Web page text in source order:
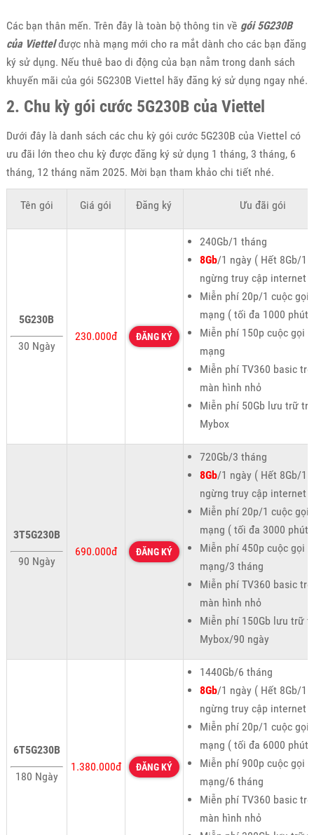
Các bạn thân mến. Trên đây là toàn bộ thông tin về gói 5G230B
của Viettelđược nhà mạng mới cho ra mắt dành cho các bạn đăng
ký sử dụng. Nếu thuê bao di động của bạn nằm trong danh sách
khuyến mãi của gói 5G230B Viettel hãy đăng ký sử dụng ngay nhé.
2. Chu kỳ gói cước 5G230B của Viettel
Dưới đây là danh sách các chu kỳ gói cước 5G230B của Viettel có
ưu đãi lớn theo chu kỳ được đăng ký sử dụng 1 tháng, 3 tháng, 6
tháng, 12 tháng năm 2025. Mời bạn tham khảo chi tiết nhé.
Tên gói Giá gói Đăng ký Ưu đãi gói
5G230B
30 Ngày
230.000đ ĐĂNG KÝ
240Gb/1 tháng
8Gb/1 ngày ( Hết 8Gb/1
ngừng truy cập internet )
Miễn phí 20p/1 cuộc gọi
mạng ( tối đa 1000 phút )
Miễn phí 150p cuộc gọi
mạng
Miễn phí TV360 basic
màn hình nhỏ
Miễn phí 50Gb lưu trữ
Mybox
3T5G230B
90 Ngày
690.000đ ĐĂNG KÝ
720Gb/3 tháng
8Gb/1 ngày ( Hết 8Gb/1
ngừng truy cập internet )
Miễn phí 20p/1 cuộc gọi
mạng ( tối đa 3000 phút )
Miễn phí 450p cuộc gọi
mạng/3 tháng
Miễn phí TV360 basic
màn hình nhỏ
Miễn phí 150Gb lưu trữ
Mybox/90 ngày
6T5G230B
180 Ngày
1.380.000đ ĐĂNG KÝ
1440Gb/6 tháng
8Gb/1 ngày ( Hết 8Gb/1
ngừng truy cập internet )
Miễn phí 20p/1 cuộc gọi
mạng ( tối đa 6000 phút )
Miễn phí 900p cuộc gọi
mạng/6 tháng
Miễn phí TV360 basic
màn hình nhỏ